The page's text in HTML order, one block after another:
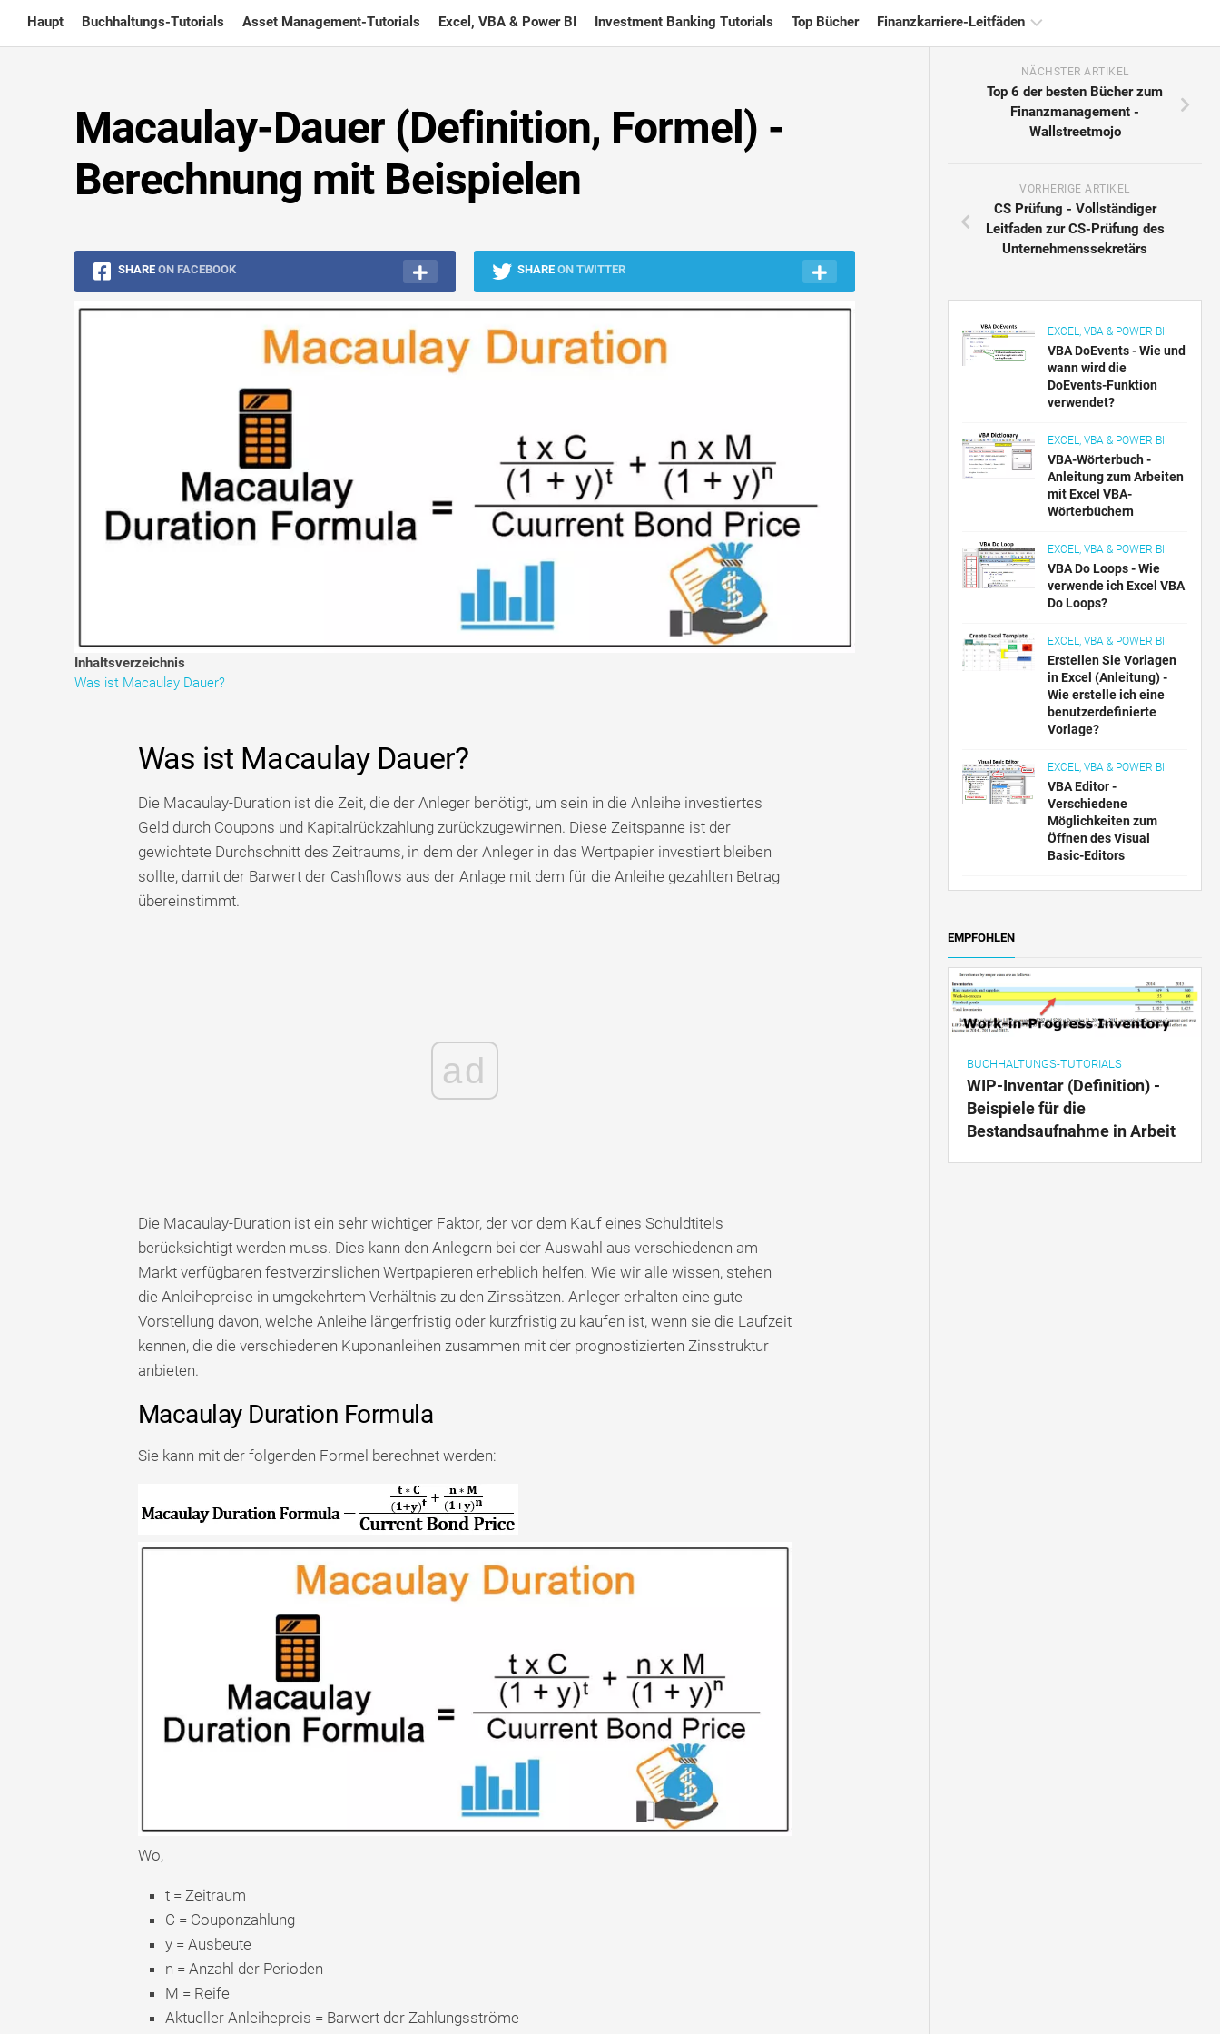
content
Haupt Buchhaltungs-Tutorials Asset Management-Tutorials Excel, VBA & Power BI Investment Banking Tutorials Top Bücher Finanzkarriere-Leitfäden
Finanzmodellierung
Risikomanagement-
Macaulay-Dauer (Definition, Formel) -
Berechnung mit Beispielen
SHARE ON FACEBOOK SHARE ON TWITTER
Inhaltsverzeichnis
Was ist Macaulay Dauer?
Was ist Macaulay Dauer?
Die Macaulay-Duration ist die Zeit, die der Anleger benötigt, um sein in die Anleihe investiertes
Geld durch Coupons und Kapitalrückzahlung zurückzugewinnen. Diese Zeitspanne ist der
gewichtete Durchschnitt des Zeitraums, in dem der Anleger in das Wertpapier investiert bleiben
sollte, damit der Barwert der Cashflows aus der Anlage mit dem für die Anleihe gezahlten Betrag
übereinstimmt.
ad
Die Macaulay-Duration ist ein sehr wichtiger Faktor, der vor dem Kauf eines Schuldtitels
berücksichtigt werden muss. Dies kann den Anlegern bei der Auswahl aus verschiedenen am
Markt verfügbaren festverzinslichen Wertpapieren erheblich helfen. Wie wir alle wissen, stehen
die Anleihepreise in umgekehrtem Verhältnis zu den Zinssätzen. Anleger erhalten eine gute
Vorstellung davon, welche Anleihe längerfristig oder kurzfristig zu kaufen ist, wenn sie die Laufzeit
kennen, die die verschiedenen Kuponanleihen zusammen mit der prognostizierten Zinsstruktur
anbieten.
Macaulay Duration Formula
Sie kann mit der folgenden Formel berechnet werden:
Wo,
t = Zeitraum
C = Couponzahlung
y = Ausbeute
n = Anzahl der Perioden
M = Reife
Aktueller Anleihepreis = Barwert der Zahlungsströme
NÄCHSTER ARTIKEL
Top 6 der besten Bücher zum
Finanzmanagement -
Wallstreetmojo
VORHERIGE ARTIKEL
CS Prüfung - Vollständiger
Leitfaden zur CS-Prüfung des
Unternehmenssekretärs
EXCEL, VBA & POWER BI
VBA DoEvents - Wie und
wann wird die
DoEvents-Funktion
verwendet?
EXCEL, VBA & POWER BI
VBA-Wörterbuch -
Anleitung zum Arbeiten
mit Excel VBA-
Wörterbüchern
EXCEL, VBA & POWER BI
VBA Do Loops - Wie
verwende ich Excel VBA
Do Loops?
EXCEL, VBA & POWER BI
Erstellen Sie Vorlagen
in Excel (Anleitung) -
Wie erstelle ich eine
benutzerdefinierte
Vorlage?
EXCEL, VBA & POWER BI
VBA Editor -
Verschiedene
Möglichkeiten zum
Öffnen des Visual
Basic-Editors
EMPFOHLEN
BUCHHALTUNGS-TUTORIALS
WIP-Inventar (Definition) -
Beispiele für die
Bestandsaufnahme in Arbeit